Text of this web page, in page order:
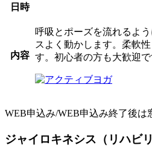
日時
内容
呼吸とポーズを流れるよ
スよく動かします。柔軟
す。初心者の方も大歓迎で
WEB申込み/WEB申込み終了後は
ジャイロキネシス（リハビ